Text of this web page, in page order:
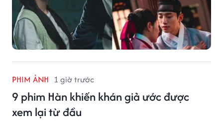
PHIM ẢNH 1 giờ trước
9 phim Hàn khiến khán giả ước được
xem lại từ đầu